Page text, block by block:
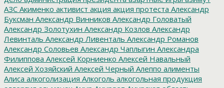
АЗС Акименко активист акция акция протеста Александр
Буксман Александр Винников Александр Головатый
Александр Золотухин Александр Козлов Александр
Левинталь Александр Ливенталь Александр Романов
Александр Соловьев Александр Чаплыгин Александра
Филиппова Алексей Корниенко Алексей Навальный
Алексей Хозяйский Алексей Черный Алеппо алименты
Алиса алкоголизация Алкоголь алкогольная продукция